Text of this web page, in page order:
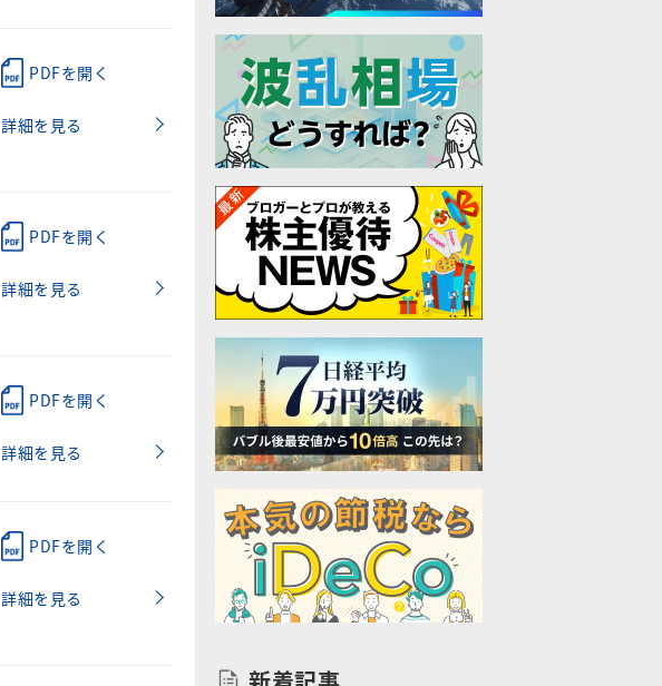
PDFを開く
詳細を見る
PDFを開く
詳細を見る
PDFを開く
詳細を見る
PDFを開く
詳細を見る